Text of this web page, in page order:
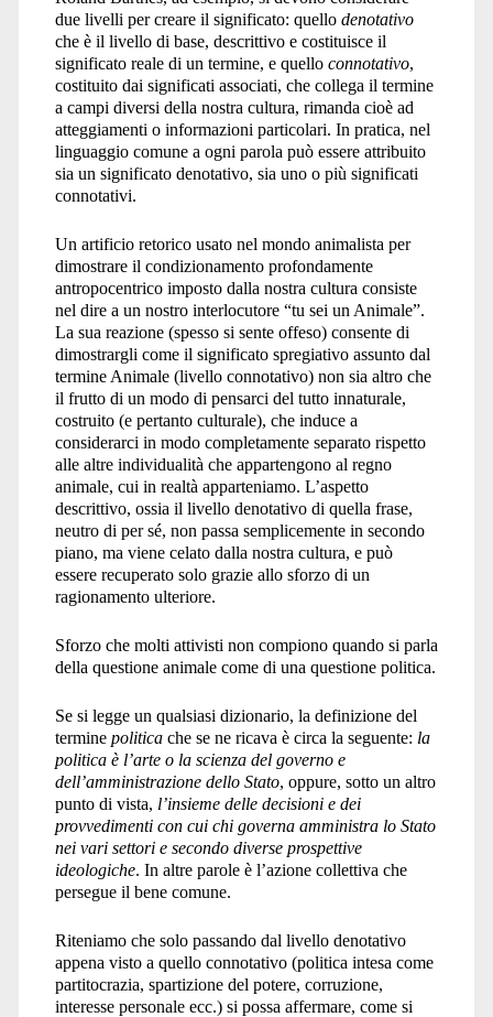
due livelli per creare il significato: quello denotativo
che è il livello di base, descrittivo e costituisce il
significato reale di un termine, e quello connotativo,
costituito dai significati associati, che collega il termine
a campi diversi della nostra cultura, rimanda cioè ad
atteggiamenti o informazioni particolari. In pratica, nel
linguaggio comune a ogni parola può essere attribuito
sia un significato denotativo, sia uno o più significati
connotativi.
Un artificio retorico usato nel mondo animalista per
dimostrare il condizionamento profondamente
antropocentrico imposto dalla nostra cultura consiste
nel dire a un nostro interlocutore “tu sei un Animale”.
La sua reazione (spesso si sente offeso) consente di
dimostrargli come il significato spregiativo assunto dal
termine Animale (livello connotativo) non sia altro che
il frutto di un modo di pensarci del tutto innaturale,
costruito (e pertanto culturale), che induce a
considerarci in modo completamente separato rispetto
alle altre individualità che appartengono al regno
animale, cui in realtà apparteniamo. L’aspetto
descrittivo, ossia il livello denotativo di quella frase,
neutro di per sé, non passa semplicemente in secondo
piano, ma viene celato dalla nostra cultura, e può
essere recuperato solo grazie allo sforzo di un
ragionamento ulteriore.
Sforzo che molti attivisti non compiono quando si parla
della questione animale come di una questione politica.
Se si legge un qualsiasi dizionario, la definizione del
termine politicache se ne ricava è circa la seguente: la
politica è l’arte o la scienza del governo e
dell’amministrazione dello Stato, oppure, sotto un altro
punto di vista, l’insieme delle decisioni e dei
provvedimenti con cui chi governa amministra lo Stato
nei vari settori e secondo diverse prospettive
ideologiche. In altre parole è l’azione collettiva che
persegue il bene comune.
Riteniamo che solo passando dal livello denotativo
appena visto a quello connotativo (politica intesa come
partitocrazia, spartizione del potere, corruzione,
interesse personale ecc.) si possa affermare, come si